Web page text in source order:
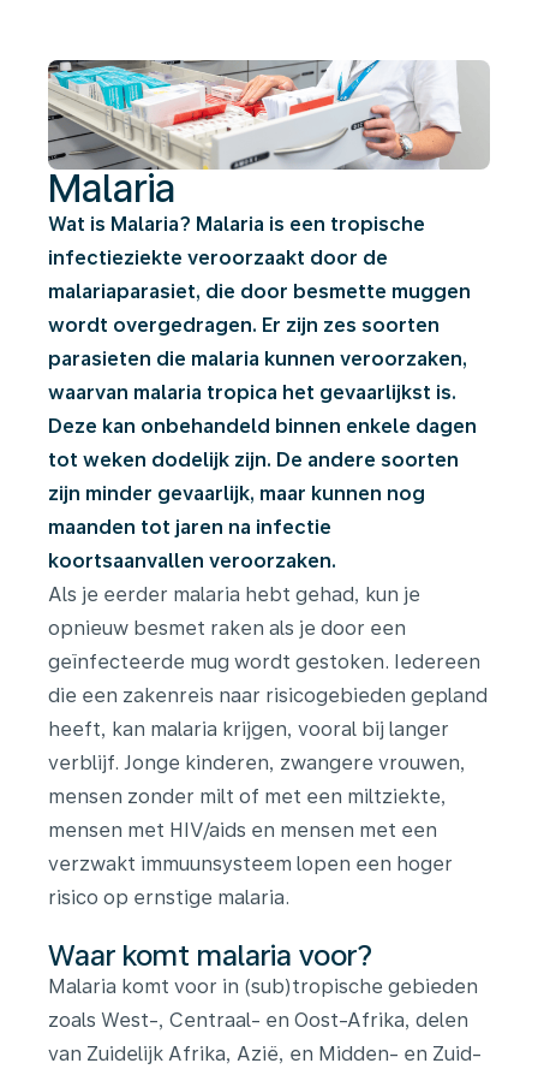
Malaria
Wat is Malaria? Malaria is een tropische
infectieziekte veroorzaakt door de
malariaparasiet, die door besmette muggen
wordt overgedragen. Er zijn zes soorten
parasieten die malaria kunnen veroorzaken,
waarvan malaria tropica het gevaarlijkst is.
Deze kan onbehandeld binnen enkele dagen
tot weken dodelijk zijn. De andere soorten
zijn minder gevaarlijk, maar kunnen nog
maanden tot jaren na infectie
koortsaanvallen veroorzaken.
Als je eerder malaria hebt gehad, kun je
opnieuw besmet raken als je door een
geïnfecteerde mug wordt gestoken. Iedereen
die een zakenreis naar risicogebieden gepland
heeft, kan malaria krijgen, vooral bij langer
verblijf. Jonge kinderen, zwangere vrouwen,
mensen zonder milt of met een miltziekte,
mensen met HIV/aids en mensen met een
verzwakt immuunsysteem lopen een hoger
risico op ernstige malaria.
Waar komt malaria voor?
Malaria komt voor in (sub)tropische gebieden
zoals West-, Centraal- en Oost-Afrika, delen
van Zuidelijk Afrika, Azië, en Midden- en Zuid-